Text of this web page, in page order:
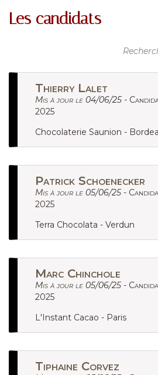
Les candidats
Thierry Lalet
Mis à jour le 04/06/25 -
2025
Chocolaterie Saunion -
Patrick Schoenecker
Mis à jour le 05/06/25 -
2025
Terra Chocolata - Verdun
Marc Chinchole
Mis à jour le 05/06/25 -
2025
L'Instant Cacao - Paris
Tiphaine Corvez